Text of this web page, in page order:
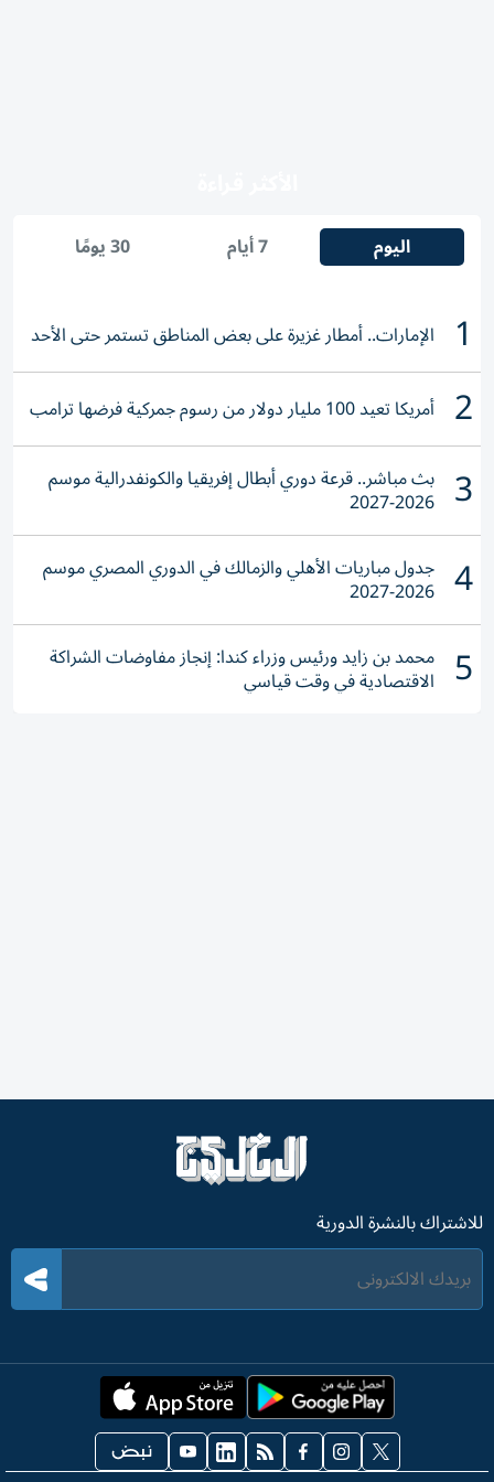
اليوم 7 أيام 30 يومًا
1 الإمارات.. أمطار غزيرة على بعض المناطق تستمر حتى الأحد
2 أمريكا تعيد 100 مليار دولار من رسوم جمركية فرضها ترامب
3 بث مباشر.. قرعة دوري أبطال إفريقيا والكونفدرالية موسم
2026-2027
4 جدول مباريات الأهلي والزمالك في الدوري المصري موسم
2026-2027
5 محمد بن زايد ورئيس وزراء كندا: إنجاز مفاوضات الشراكة
الاقتصادية في وقت قياسي
للاشتراك بالنشرة الدورية